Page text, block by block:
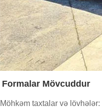
Formalar Mövcuddur
Möhkəm taxtalar və